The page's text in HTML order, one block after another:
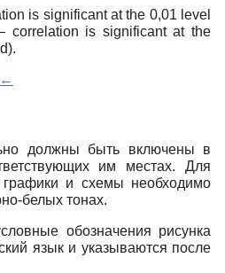
is significant at the 0,01 level
correlation is significant at the
←
должны быть включены в
им местах. Для
и схемы необходимо
белых тонах.
обозначения рисунка
язык и указываются после